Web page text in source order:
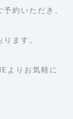
約いただき、
ます。
よりお気軽に